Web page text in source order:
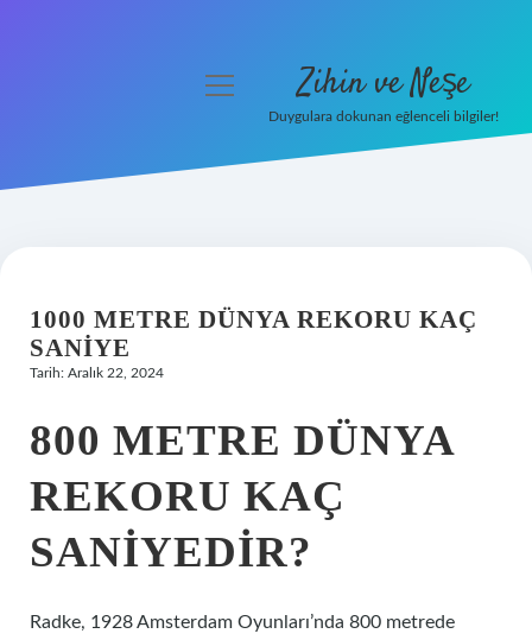
Hakkımızda
menüyü
Zihin ve Neşe
Duygulara dokunan eğlenceli bilgiler!
1000 METRE DÜNYA REKORU KAÇ
SANIYE
Tarih: Aralık 22, 2024
800 METRE DÜNYA
REKORU KAÇ
SANIYEDIR?
Radke, 1928 Amsterdam Oyunları’nda 800 metrede